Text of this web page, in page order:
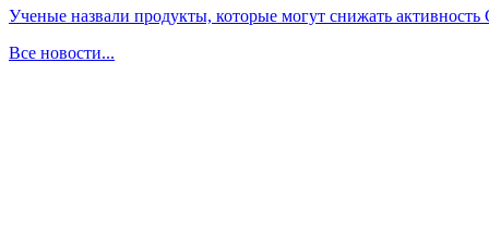
Ученые назвали продукты, которые могут снижать
Все новости...